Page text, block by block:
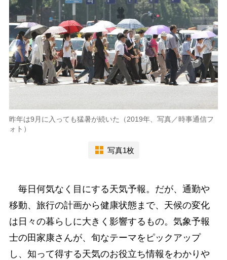
昨年は9月に入っても猛暑が続いた（2019年、写真／時事通信フ
ォト）
写真1枚
毎日何気なく目にする天気予報。だが、通勤や
移動、旅行の計画から健康状態まで、天候の変化
は日々の暮らしに大きく影響するもの。気象予報
士の田家康さんが、旬なテーマをピックアップ
し、知って得する天気のお役立ち情報をわかりや